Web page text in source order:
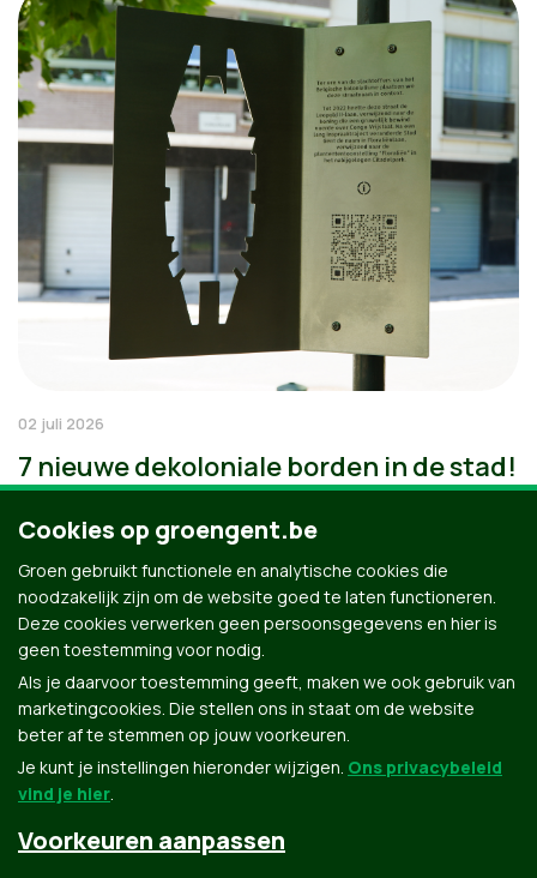
02 juli 2026
7 nieuwe dekoloniale borden in de stad!
Groen.be
Cookies op groengent.be
Groen gebruikt functionele en analytische cookies die
noodzakelijk zijn om de website goed te laten functioneren.
Deze cookies verwerken geen persoonsgegevens en hier is
geen toestemming voor nodig.
Als je daarvoor toestemming geeft, maken we ook gebruik van
marketingcookies. Die stellen ons in staat om de website
beter af te stemmen op jouw voorkeuren.
Je kunt je instellingen hieronder wijzigen. Ons privacybeleid
vind je hier.
Voorkeuren aanpassen